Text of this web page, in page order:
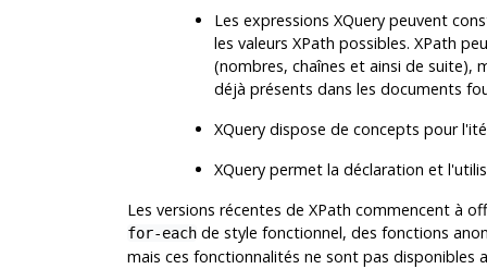
Les expressions XQuery peuvent
les valeurs XPath possibles. XPath
(nombres, chaînes et ainsi de suite),
déjà présents dans les documents
XQuery dispose de concepts pour
XQuery permet la déclaration et
Les versions récentes de XPath commencent à
for-eachde style fonctionnel, des fonctions
mais ces fonctionnalités ne sont pas disponibles